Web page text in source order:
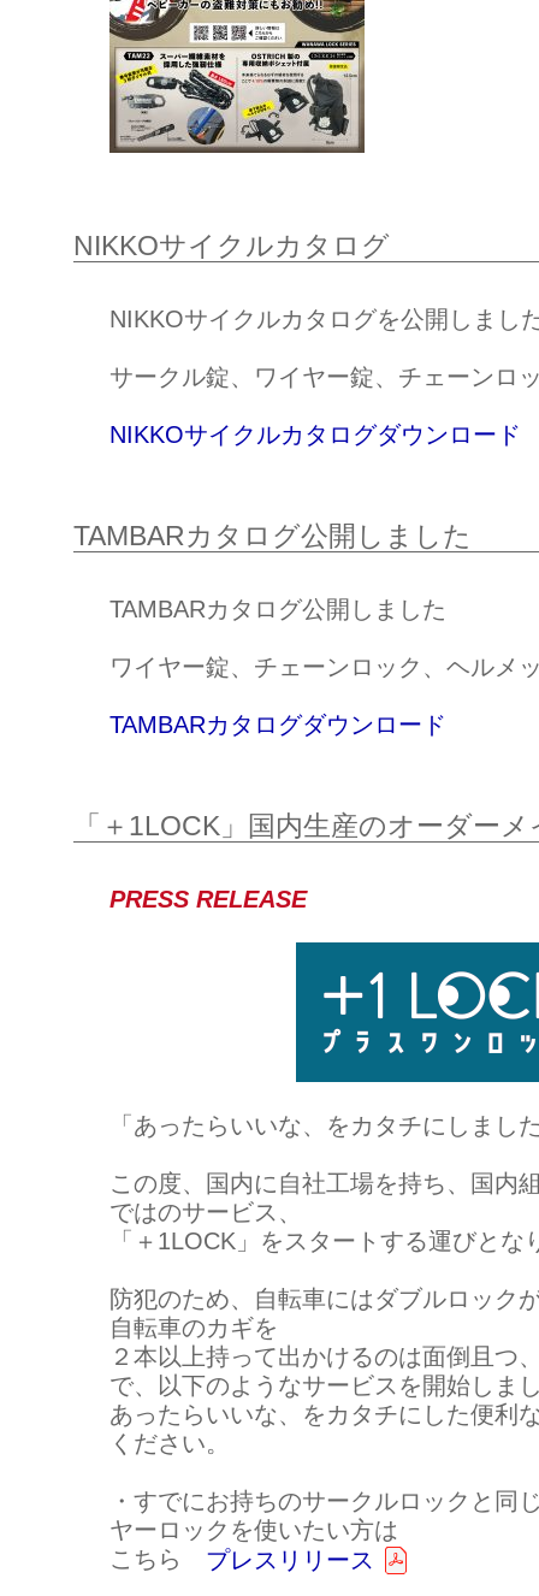
NIKKOサイクルカタログ
NIKKOサイクルカタログを公開しまし
サークル錠、ワイヤー錠、チェーンロ
NIKKOサイクルカタログダウンロード
TAMBARカタログ公開しました
TAMBARカタログ公開しました
ワイヤー錠、チェーンロック、ヘルメ
TAMBARカタログダウンロード
「＋1LOCK」国内生産のオーダー
PRESS RELEASE
「あったらいいな、をカタチにしまし
この度、国内に自社工場を持ち、国内
ではのサービス、
「＋1LOCK」をスタートする運びとな
防犯のため、自転車にはダブルロック
自転車のカギを
２本以上持って出かけるのは面倒且つ
で、以下のようなサービスを開始しま
あったらいいな、をカタチにした便利
ください。
・すでにお持ちのサークルロックと同
ヤーロックを使いたい方は
こちら プレスリリース